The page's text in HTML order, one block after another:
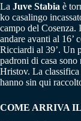
La Juve Stabia è
ko casalingo
campo del
andare avanti al 16’
Ricciardi al 39’. Un
padroni di casa sono
Hristov. La classifica
hanno sin qui
COME ARRIVA